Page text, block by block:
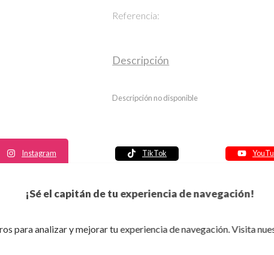
¡Sé el capitán de tu experiencia de navegación!
para analizar y mejorar tu experiencia de navegación. Visita
Referencia:
Descripción
Descripción no disponible
Instagram TikTok
Política de seguridad